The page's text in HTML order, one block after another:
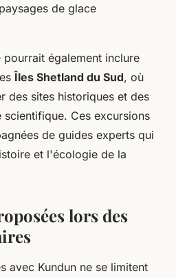
de glace
également inclure
Îles Shetland du Sud, où
des sites historiques et des
scientifique. Ces excursions
de guides experts qui
et l'écologie de la
lors des
avec Kundun ne se limitent